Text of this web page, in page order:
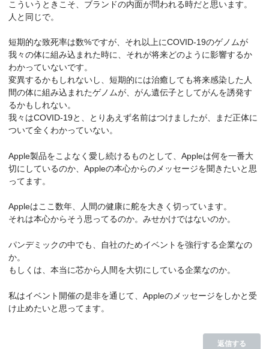
こういうときこそ、ブランドの内面が問われる時だと思います。
人と同じで。
短期的な致死率は数%ですが、それ以上にCOVID-19のゲノムが
我々の体に組み込まれた時に、それが将来どのように影響するか
わかっていないです。
変異するかもしれないし、短期的には治癒しても将来感染した人
間の体に組み込まれたゲノムが、がん遺伝子としてがんを誘発す
るかもしれない。
我々はCOVID-19と、とりあえず名前はつけましたが、まだ正体に
ついて全くわかっていない。
Apple製品をこよなく愛し続けるものとして、Appleは何を一番大
切にしているのか、Appleの本心からのメッセージを聞きたいと思
ってます。
Appleはここ数年、人間の健康に舵を大きく切っています。
それは本心からそう思ってるのか。みせかけではないのか。
パンデミックの中でも、自社のためイベントを強行する企業なの
か。
もしくは、本当に芯から人間を大切にしている企業なのか。
私はイベント開催の是非を通じて、Appleのメッセージをしかと受
け止めたいと思ってます。
返信する